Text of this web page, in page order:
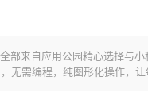
来自应用公园精心选择与小
无需编程，纯图形化操作，